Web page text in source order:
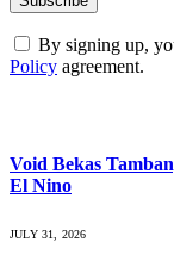
By signing up,
Policy agreement.
Void Bekas
El Nino
JULY 31, 2026